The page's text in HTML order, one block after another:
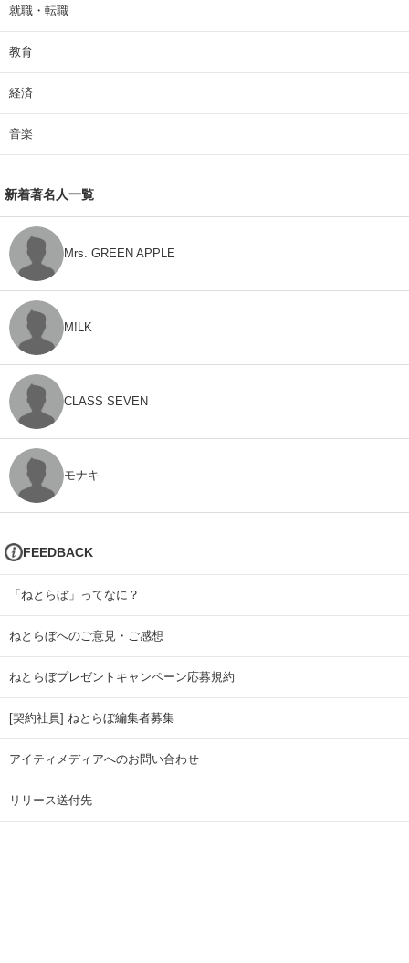
就職・転職
教育
経済
音楽
新着著名人一覧
Mrs. GREEN APPLE
M!LK
CLASS SEVEN
モナキ
FEEDBACK
「ねとらぼ」ってなに？
ねとらぼへのご意見・ご感想
ねとらぼプレゼントキャンペーン応募規約
[契約社員] ねとらぼ編集者募集
アイティメディアへのお問い合わせ
リリース送付先